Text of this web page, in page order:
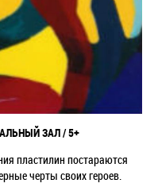
ЗАЛ / 5+
пластилин постараются
черты своих героев.